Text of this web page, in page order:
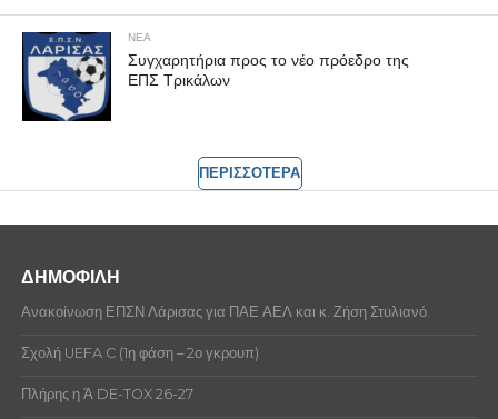
ΝΕΑ
Συγχαρητήρια προς το νέο πρόεδρο της
ΕΠΣ Τρικάλων
ΠΕΡΙΣΣΟΤΕΡΑ
ΔΗΜΟΦΙΛΗ
Ανακοίνωση ΕΠΣΝ Λάρισας για ΠΑΕ ΑΕΛ και κ. Ζήση Στυλιανό.
Σχολή UEFA C (1η φάση – 2ο γκρουπ)
Πλήρης η Ά DE-TOX 26-27